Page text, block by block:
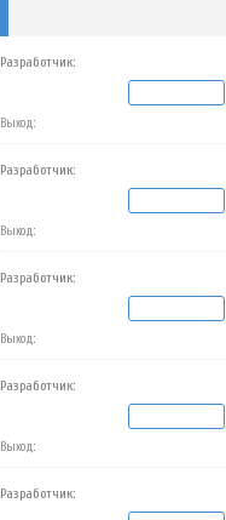
Разработчик:
Выход:
Разработчик:
Выход:
Разработчик:
Выход:
Разработчик:
Выход:
Разработчик: